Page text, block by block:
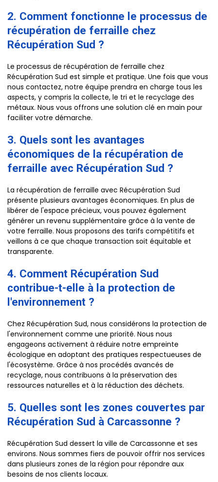
2. Comment fonctionne le processus de
récupération de ferraille chez
Récupération Sud ?
Le processus de récupération de ferraille chez
Récupération Sud est simple et pratique. Une fois que vous
nous contactez, notre équipe prendra en charge tous les
aspects, y compris la collecte, le tri et le recyclage des
métaux. Nous vous offrons une solution clé en main pour
faciliter votre démarche.
3. Quels sont les avantages
économiques de la récupération de
ferraille avec Récupération Sud ?
La récupération de ferraille avec Récupération Sud
présente plusieurs avantages économiques. En plus de
libérer de l'espace précieux, vous pouvez également
générer un revenu supplémentaire grâce à la vente de
votre ferraille. Nous proposons des tarifs compétitifs et
veillons à ce que chaque transaction soit équitable et
transparente.
4. Comment Récupération Sud
contribue-t-elle à la protection de
l'environnement ?
Chez Récupération Sud, nous considérons la protection de
l'environnement comme une priorité. Nous nous
engageons activement à réduire notre empreinte
écologique en adoptant des pratiques respectueuses de
l'écosystème. Grâce à nos procédés avancés de
recyclage, nous contribuons à la préservation des
ressources naturelles et à la réduction des déchets.
5. Quelles sont les zones couvertes par
Récupération Sud à Carcassonne ?
Récupération Sud dessert la ville de Carcassonne et ses
environs. Nous sommes fiers de pouvoir offrir nos services
dans plusieurs zones de la région pour répondre aux
besoins de nos clients locaux.